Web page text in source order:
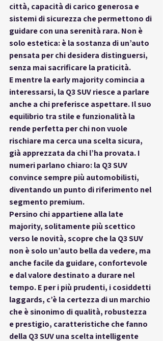
città, capacità di carico generosa e
sistemi di sicurezza che permettono di
guidare con una serenità rara. Non è
solo estetica: è la sostanza di un’auto
pensata per chi desidera distinguersi,
senza mai sacrificare la praticità.
E mentre la early majority comincia a
interessarsi, la Q3 SUV riesce a parlare
anche a chi preferisce aspettare. Il suo
equilibrio tra stile e funzionalità la
rende perfetta per chi non vuole
rischiare ma cerca una scelta sicura,
già apprezzata da chi l’ha provata. I
numeri parlano chiaro: la Q3 SUV
convince sempre più automobilisti,
diventando un punto di riferimento nel
segmento premium.
Persino chi appartiene alla late
majority, solitamente più scettico
verso le novità, scopre che la Q3 SUV
non è solo un’auto bella da vedere, ma
anche facile da guidare, confortevole
e dal valore destinato a durare nel
tempo. E per i più prudenti, i cosiddetti
laggards, c’è la certezza di un marchio
che è sinonimo di qualità, robustezza
e prestigio, caratteristiche che fanno
della Q3 SUV una scelta intelligente